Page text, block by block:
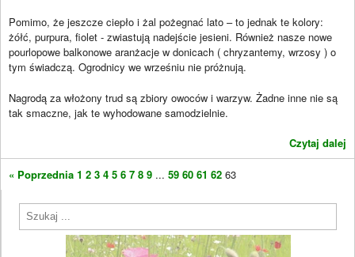
Pomimo, że jeszcze ciepło i żal pożegnać lato – to jednak te kolory:
żółć, purpura, fiolet - zwiastują nadejście jesieni. Również nasze nowe
pourlopowe balkonowe aranżacje w donicach ( chryzantemy, wrzosy ) o
tym świadczą. Ogrodnicy we wrześniu nie próżnują.
Nagrodą za włożony trud są zbiory owoców i warzyw. Żadne inne nie są
tak smaczne, jak te wyhodowane samodzielnie.
Czytaj dalej
« Poprzednia 1 2 3 4 5 6 7 8 9 ... 59 60 61 62 63